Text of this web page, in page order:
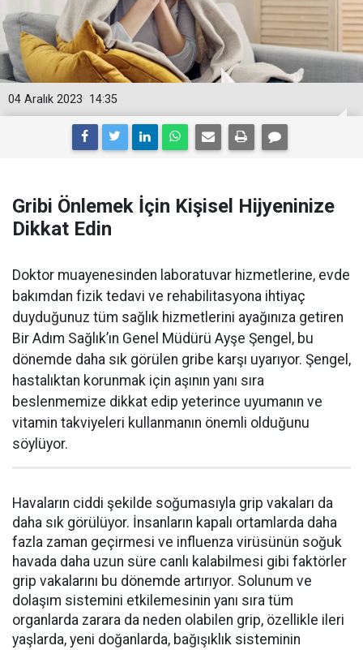
14:35
04 Aralık 2023
Gribi Önlemek İçin Kişisel Hijyeninize
Dikkat Edin
Doktor muayenesinden laboratuvar hizmetlerine, evde
bakımdan fizik tedavi ve rehabilitasyona ihtiyaç
duyduğunuz tüm sağlık hizmetlerini ayağınıza getiren
Bir Adım Sağlık’ın Genel Müdürü Ayşe Şengel, bu
dönemde daha sık görülen gribe karşı uyarıyor. Şengel,
hastalıktan korunmak için aşının yanı sıra
beslenmemize dikkat edip yeterince uyumanın ve
vitamin takviyeleri kullanmanın önemli olduğunu
söylüyor.
Havaların ciddi şekilde soğumasıyla grip vakaları da
daha sık görülüyor. İnsanların kapalı ortamlarda daha
fazla zaman geçirmesi ve influenza virüsünün soğuk
havada daha uzun süre canlı kalabilmesi gibi faktörler
grip vakalarını bu dönemde artırıyor. Solunum ve
dolaşım sistemini etkilemesinin yanı sıra tüm
organlarda zarara da neden olabilen grip, özellikle ileri
yaşlarda, yeni doğanlarda, bağışıklık sisteminin